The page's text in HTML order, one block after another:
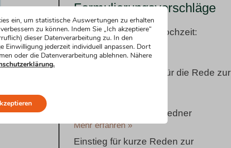
Formulierungsvorschläge
Rede zur goldenen Hochzeit:
humorvoller Einstieg
Mehr erfahren »
Emotionaler Einstieg für die Rede zur
Einstieg für nervöse Redner
Mehr erfahren »
Einstieg für kurze Reden zur
ein, um statistische Auswertungen zu erhalten
zu können. Indem Sie „Ich akzeptiere“
dieser Datenverarbeitung zu. In den
Einwilligung jederzeit individuell anpassen. Dort
oder die Datenverarbeitung ablehnen. Nähere